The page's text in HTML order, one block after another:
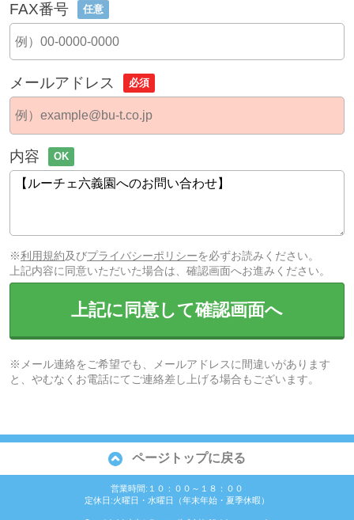
FAX番号 任意
メールアドレス 必須
内容 OK
※利用規約及びプライバシーポリシーを必ずお読みください。
上記内容に同意いただいた場合は、確認画面へお進みください。
上記に同意して確認画面へ
※メール連絡をご希望でも、メールアドレスに間違いがあります
と、やむなくお電話にてご連絡差し上げる場合もございます。
ページトップに戻る
営業時間:１０：００～１８：００
定休日:火曜日・水曜日（年末年始・夏季休暇）